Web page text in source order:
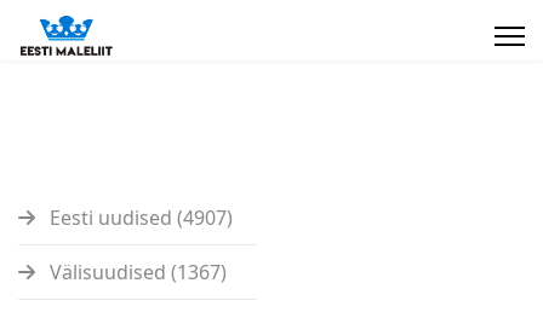
Eesti uudised (4907)
Välisuudised (1367)